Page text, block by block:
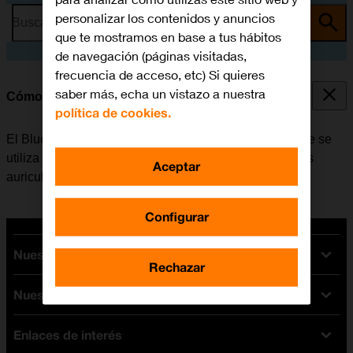
Busca por problema o tema
Cómo vincular un dispositivo Bluetooth al móvil
El Bluetooth es una forma de conexión inalámbrica que se
utiliza para establecer conexión con, por ejemplo, unos
auriculares inalámbricos o un teclado.
Nuestras tarifas
Tarifas Orange
Tarifas fibra y móvil
Tarifas móviles
Nuestros dispositivos
Ofertas en móviles
Enlaces de interés
personalizar los contenidos y anuncios
que te mostramos en base a tus hábitos
de navegación (páginas visitadas,
frecuencia de acceso, etc) Si quieres
saber más, echa un vistazo a nuestra
política de cookies.
Configurar
Rechazar
Aceptar